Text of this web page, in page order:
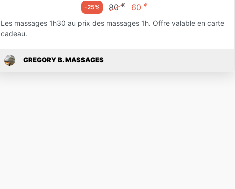
-25% 80€ 60 €
Les massages 1h30 au prix des massages 1h. Offre valable en carte
cadeau.
GREGORY B. MASSAGES